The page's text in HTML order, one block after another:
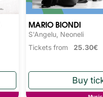
MARIO BIONDI
S'Angelu, Neoneli
Tickets from 25.30€